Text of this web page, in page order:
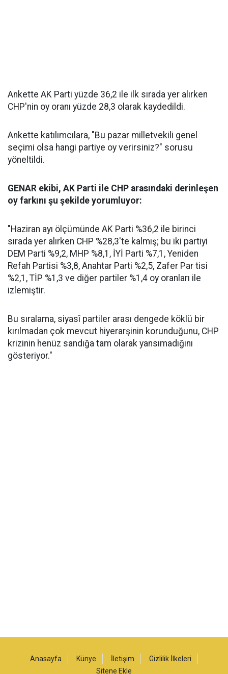
Ankette AK Parti yüzde 36,2 ile ilk sırada yer alırken
CHP'nin oy oranı yüzde 28,3 olarak kaydedildi.
Ankette katılımcılara, "Bu pazar milletvekili genel
seçimi olsa hangi partiye oy verirsiniz?" sorusu
yöneltildi.
GENAR ekibi, AK Parti ile CHP arasındaki derinleşen
oy farkını şu şekilde yorumluyor:
"Haziran ayı ölçümünde AK Parti %36,2 ile birinci
sırada yer alırken CHP %28,3'te kalmış; bu iki partiyi
DEM Parti %9,2, MHP %8,1, İYİ Parti %7,1, Yeniden
Refah Partisi %3,8, Anahtar Parti %2,5, Zafer Par tisi
%2,1, TİP %1,3 ve diğer partiler %1,4 oy oranları ile
izlemiştir.
Bu sıralama, siyasî partiler arası dengede köklü bir
kırılmadan çok mevcut hiyerarşinin korunduğunu, CHP
krizinin henüz sandığa tam olarak yansımadığını
gösteriyor."
Anasayfa Künye İletişim
Gizlilik İlkeleri
Sitene Ekle